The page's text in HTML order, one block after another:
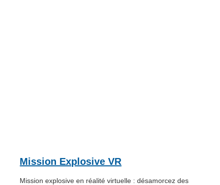
Mission Explosive VR
Mission explosive en réalité virtuelle : désamorcez des